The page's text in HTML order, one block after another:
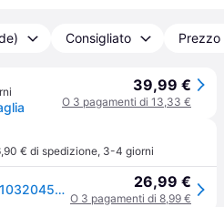
Consigliato
39,99 €
O 3 pagamenti di 13,33 €
€ di spedizione, 3-4 giorni
Vero Moda Cardigan Boom 10320457 Nero Loose Fit 26,99 €
O 3 pagamenti di 8,99 €